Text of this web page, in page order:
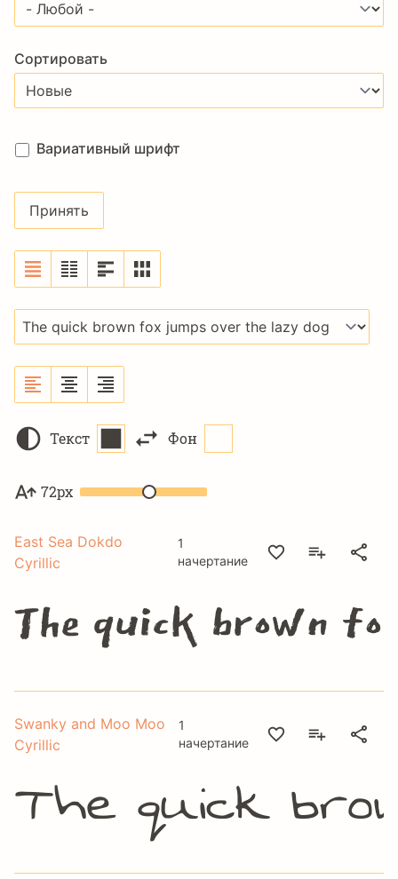
Сортировать
Вариативный шрифт
Текст Фон
72px
East Sea Dokdo
Cyrillic
1
начертание
The quick brown
Swanky and Moo Moo
Cyrillic
1
начертание
The quick